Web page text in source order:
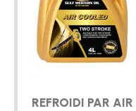
REFROIDI PAR AIR